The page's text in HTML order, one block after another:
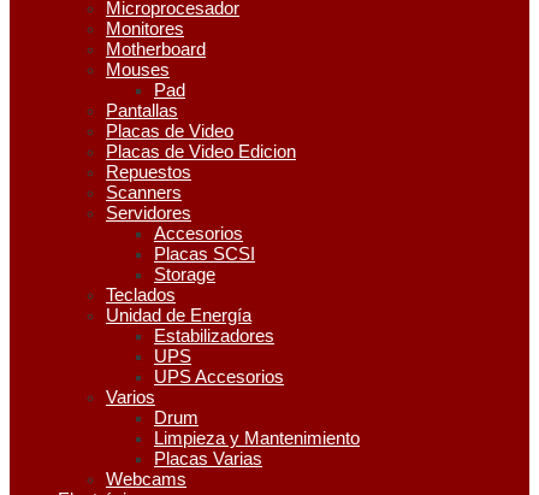
Microprocesador
Monitores
Motherboard
Mouses
Pad
Pantallas
Placas de Video
Placas de Video Edicion
Repuestos
Scanners
Servidores
Accesorios
Placas SCSI
Storage
Teclados
Unidad de Energía
Estabilizadores
UPS
UPS Accesorios
Varios
Drum
Limpieza y Mantenimiento
Placas Varias
Webcams